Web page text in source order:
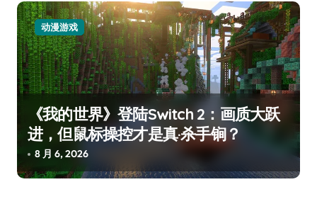
动漫游戏
《我的世界》登陆Switch 2：画质大跃
进，但鼠标操控才是真·杀手锏？
8 月 6, 2026